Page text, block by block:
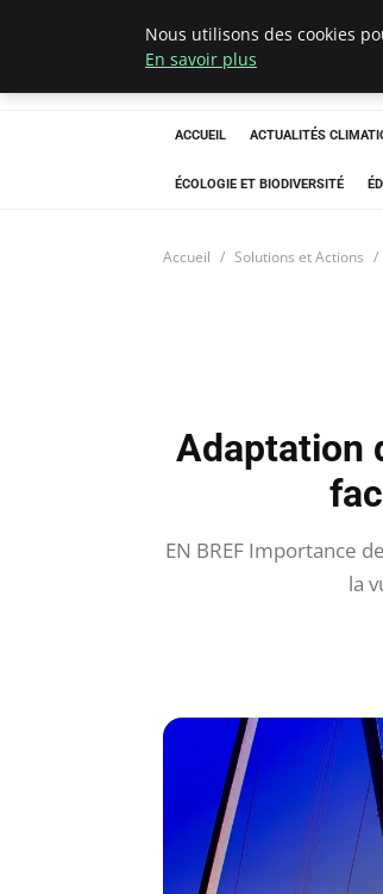
ACCUEIL ACTUALITÉS
ÉCOLOGIE ET BIODIVERSITÉ
Accueil Solutions et Actions
Adaptation
EN BREF Importance
la
Nous utilisons des cookies
En savoir plus